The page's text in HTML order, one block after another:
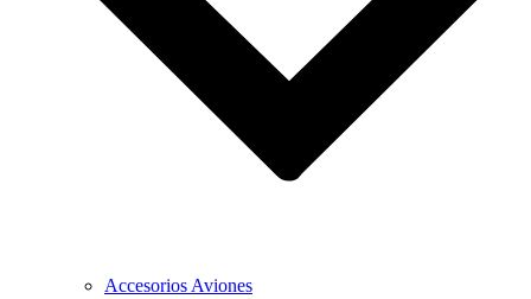
Accesorios Aviones